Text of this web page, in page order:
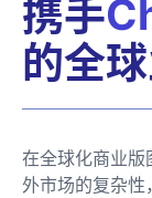
携手
的全
在全球化商业版
外市场的复杂性